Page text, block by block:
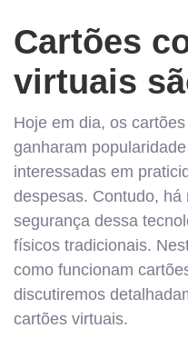
Cartões
virtuais
Hoje em dia, os
ganharam
interessadas em
despesas. Contudo,
segurança dessa
físicos tradicionais.
como funcionam
discutiremos
cartões virtuais.